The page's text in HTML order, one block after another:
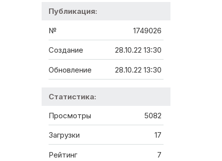
Публикация:
№ 1749026
Создание 28.10.22 13:30
Обновление 28.10.22 13:30
Статистика:
Просмотры 5082
Загрузки 17
Рейтинг 7